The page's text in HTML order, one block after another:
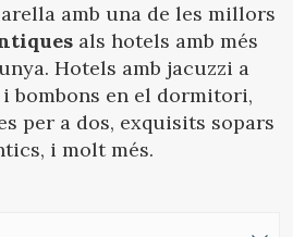
amb una de les millors
als hotels amb més
Hotels amb jacuzzi a
bombons en el dormitori,
per a dos, exquisits sopars
i molt més.